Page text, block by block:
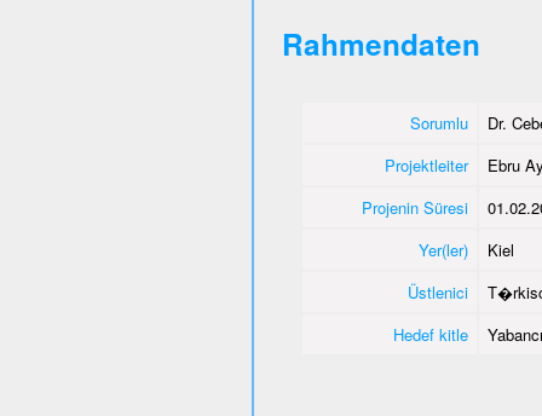
Rahmendaten
Sorumlu
Dr.
Projektleiter
Ebru
Projenin Süresi
Yer(ler)
Kiel
Üstlenici
Hedef kitle